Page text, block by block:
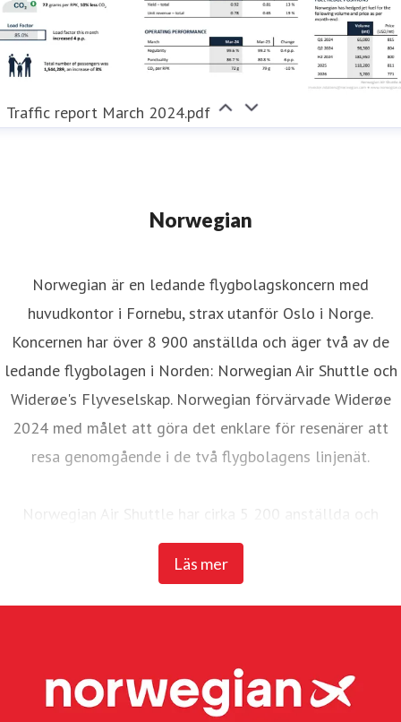
Traffic report March 2024.pdf
Norwegian
Läs mer
Norwegian är en ledande flygbolagskoncern med
huvudkontor i Fornebu, strax utanför Oslo i Norge.
Koncernen har över 8 900 anställda och äger två av de
ledande flygbolagen i Norden: Norwegian Air Shuttle och
Widerøe's Flyveselskap. Norwegian förvärvade Widerøe
2024 med målet att göra det enklare för resenärer att
resa genomgående i de två flygbolagens linjenät.
Norwegian Air Shuttle har cirka 5 200 anställda och
erbjuder ett omfattande linjenät som binder samman de
nordiska länderna med ett brett utbud av destinationer i
Widerøe's Flyveselskap, Norges äldsta flygbolag, är